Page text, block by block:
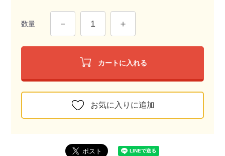
数量
カートに入れる
お気に入りに追加